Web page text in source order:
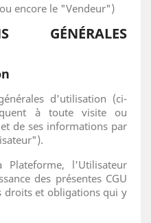
encore le "Vendeur")
GÉNÉRALES
d'utilisation (ci-
à toute visite ou
de ses informations par
l'Utilisateur
des présentes CGU
droits et obligations qui y